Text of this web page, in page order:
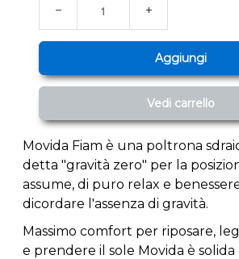
− +
Aggiungi
Vedi carrello
Movida Fiam è una poltrona
detta "gravità zero" per la
assume, di puro relax e
dicordare l'assenza di gravità.
Massimo comfort per riposare,
e prendere il sole Movida è solida